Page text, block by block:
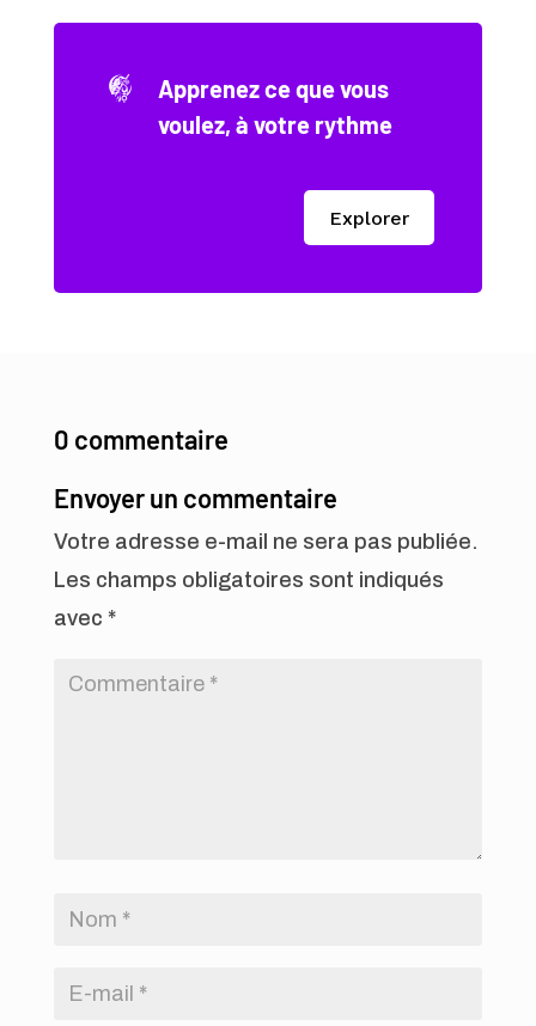
Apprenez ce que vous
voulez, à votre rythme
Explorer
0 commentaire
Envoyer un commentaire
Votre adresse e-mail ne sera pas publiée.
Les champs obligatoires sont indiqués
avec *